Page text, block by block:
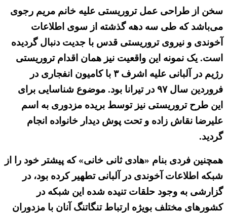
سخن از طراحی عمل تروریستی علیه خانم مریم رجوی
می‌باشد که طی سه دهه گذشته از سوی اطلاعات
آخوندی و نیروی تروریستی قدس با جدیت دنبال گردیده
است. یک نمونه این واقعیت نیز همان اقدام تروریستی
رژیم در آلبانی علیه اشرف ۳ با کامیون انفجاری در
فروردین سال ۹۷ در تیرانا بود. موضوع شناسایی برای
این طرح تروریستی نیز توسط بریده مزدوری به اسم
علیرضا نقاش زاده و تحت پوش دیدار خانواده انجام
گردید.
همچنین فردی بنام «هادی ثانی خانی» که پیشتر خود را از
شبکه اطلاعات آخوندی در آلبانی تطهیر کرده بود، در
گزارشی به وجود حلقات تنیده شده این شبکه در
کشورهای مختلف بویژه ارتباط تنگاتنگ آنان با مزدوران